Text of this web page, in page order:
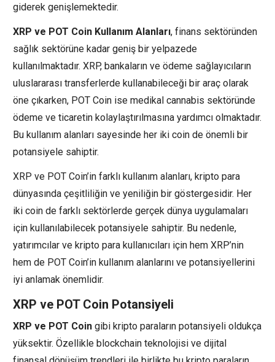
giderek genişlemektedir.
XRP ve POT Coin Kullanım Alanları, finans sektöründen
sağlık sektörüne kadar geniş bir yelpazede
kullanılmaktadır. XRP, bankaların ve ödeme sağlayıcıların
uluslararası transferlerde kullanabileceği bir araç olarak
öne çıkarken, POT Coin ise medikal cannabis sektöründe
ödeme ve ticaretin kolaylaştırılmasına yardımcı olmaktadır.
Bu kullanım alanları sayesinde her iki coin de önemli bir
potansiyele sahiptir.
XRP ve POT Coin’in farklı kullanım alanları, kripto para
dünyasında çeşitliliğin ve yeniliğin bir göstergesidir. Her
iki coin de farklı sektörlerde gerçek dünya uygulamaları
için kullanılabilecek potansiyele sahiptir. Bu nedenle,
yatırımcılar ve kripto para kullanıcıları için hem XRP’nin
hem de POT Coin’in kullanım alanlarını ve potansiyellerini
iyi anlamak önemlidir.
XRP ve POT Coin Potansiyeli
XRP ve POT Coin gibi kripto paraların potansiyeli oldukça
yüksektir. Özellikle blockchain teknolojisi ve dijital